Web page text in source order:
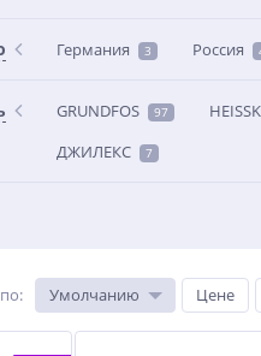
Германия 3 Россия
GRUNDFOS 97
ДЖИЛЕКС 7
: Умолчанию Цене